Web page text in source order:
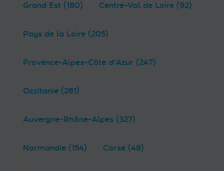
Grand Est (180) Centre-Val de Loire (92)
Pays de la Loire (205)
Provence-Alpes-Côte d'Azur (247)
Occitanie (281)
Auvergne-Rhône-Alpes (327)
Normandie (154) Corse (48)